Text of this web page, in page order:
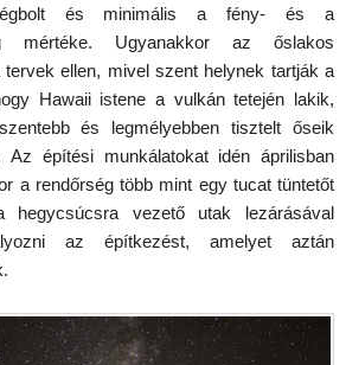
és minimális a fény- és a
mértéke. Ugyanakkor az őslakos
tervek ellen, mivel szent helynek tartják a
Hawaii istene a vulkán tetején lakik,
és legmélyebben tisztelt őseik
Az építési munkálatokat idén áprilisban
a rendőrség több mint egy tucat tüntetőt
vezető utak lezárásával
az építkezést, amelyet aztán